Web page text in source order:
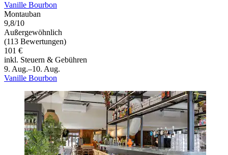
Vanille Bourbon
Montauban
9,8/10
Außergewöhnlich
(113 Bewertungen)
101 €
inkl. Steuern & Gebühren
9. Aug.–10. Aug.
Vanille Bourbon